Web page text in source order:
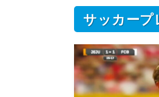
サッカープ